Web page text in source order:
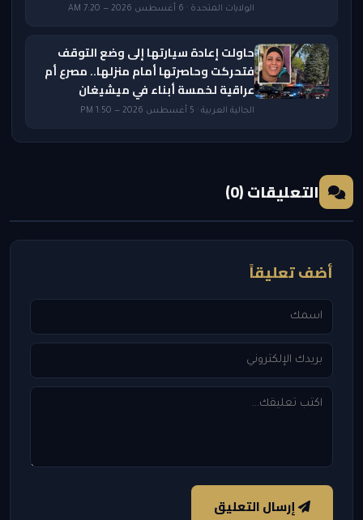
الولايات المتحدة · 6 أغسطس 2026 — 7:20 AM
حاولت إعادة سيارتها إلى وضع التوقف
فتحركت وحاصرتها أمام منزلها.. مصرع أم
عراقية لخمسة أبناء في ميشيغان
الجالية العربية · 5 أغسطس 2026 — 1:50 PM
التعليقات (0)
أضف تعليقاً
إرسال التعليق